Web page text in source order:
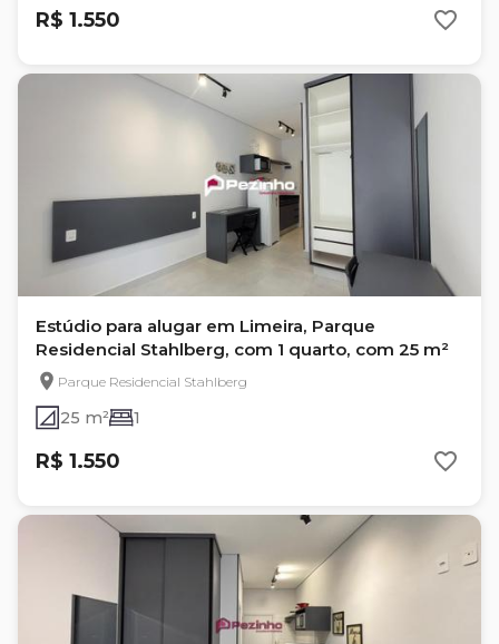
R$ 1.550
Estúdio para alugar em Limeira, Parque
Residencial Stahlberg, com 1 quarto, com 25 m²
Parque Residencial Stahlberg
25 m² 1
R$ 1.550